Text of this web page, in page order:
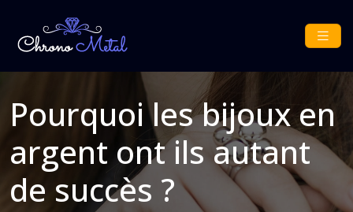
Pourquoi les bijoux en
argent ont ils autant
de succès ?